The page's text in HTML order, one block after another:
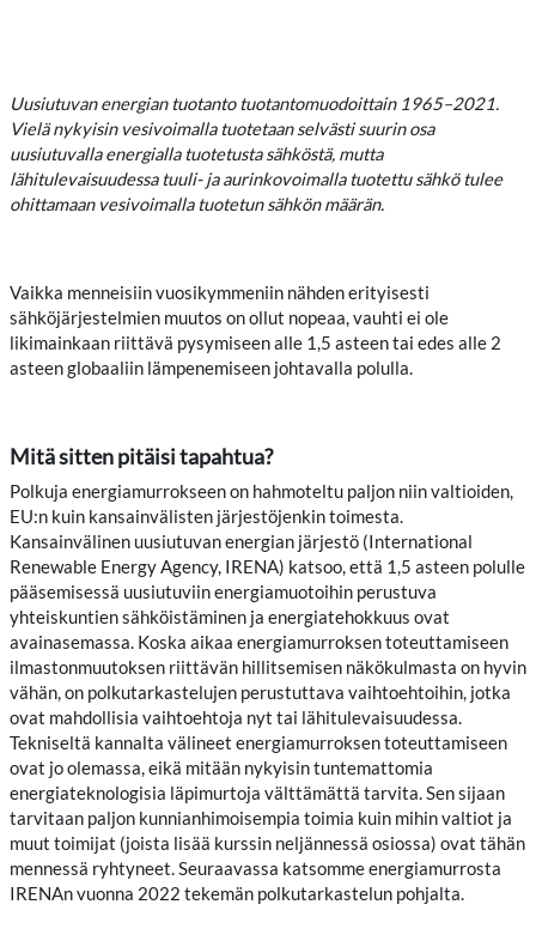
Uusiutuvan energian tuotanto tuotantomuodoittain 1965–2021.
Vielä nykyisin vesivoimalla tuotetaan selvästi suurin osa
uusiutuvalla energialla tuotetusta sähköstä, mutta
lähitulevaisuudessa tuuli- ja aurinkovoimalla tuotettu sähkö tulee
ohittamaan vesivoimalla tuotetun sähkön määrän.
Vaikka menneisiin vuosikymmeniin nähden erityisesti
sähköjärjestelmien muutos on ollut nopeaa, vauhti ei ole
likimainkaan riittävä pysymiseen alle 1,5 asteen tai edes alle 2
asteen globaaliin lämpenemiseen johtavalla polulla.
Mitä sitten pitäisi tapahtua?
Polkuja energiamurrokseen on hahmoteltu paljon niin valtioiden,
EU:n kuin kansainvälisten järjestöjenkin toimesta.
Kansainvälinen uusiutuvan energian järjestö (International
Renewable Energy Agency, IRENA) katsoo, että 1,5 asteen polulle
pääsemisessä uusiutuviin energiamuotoihin perustuva
yhteiskuntien sähköistäminen ja energiatehokkuus ovat
avainasemassa. Koska aikaa energiamurroksen toteuttamiseen
ilmastonmuutoksen riittävän hillitsemisen näkökulmasta on hyvin
vähän, on polkutarkastelujen perustuttava vaihtoehtoihin, jotka
ovat mahdollisia vaihtoehtoja nyt tai lähitulevaisuudessa.
Tekniseltä kannalta välineet energiamurroksen toteuttamiseen
ovat jo olemassa, eikä mitään nykyisin tuntemattomia
energiateknologisia läpimurtoja välttämättä tarvita. Sen sijaan
tarvitaan paljon kunnianhimoisempia toimia kuin mihin valtiot ja
muut toimijat (joista lisää kurssin neljännessä osiossa) ovat tähän
mennessä ryhtyneet. Seuraavassa katsomme energiamurrosta
IRENAn vuonna 2022 tekemän polkutarkastelun pohjalta.